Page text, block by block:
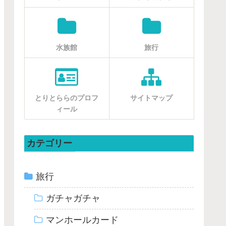
水族館 旅行
とりとららのプロフ
ィール
サイトマップ
カテゴリー
旅行
ガチャガチャ
マンホールカード